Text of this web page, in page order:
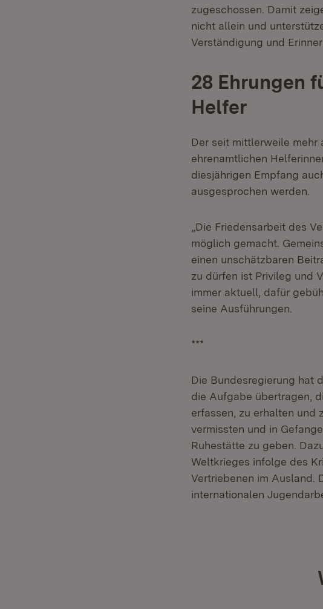
zugeschossen. Damit
nicht allein und
Verständigung und
28 Ehrungen
Helfer
Der seit mittlerweile mehr
ehrenamtlichen
diesjährigen Empfang
ausgesprochen werden.
„Die Friedensarbeit des
möglich gemacht.
einen unschätzbaren
zu dürfen ist Privileg und
immer aktuell, dafür
seine Ausführungen.
***
Die Bundesregierung hat
die Aufgabe übertragen,
erfassen, zu erhalten und
vermissten und in
Ruhestätte zu geben.
Weltkrieges infolge des
Vertriebenen im Ausland.
internationalen